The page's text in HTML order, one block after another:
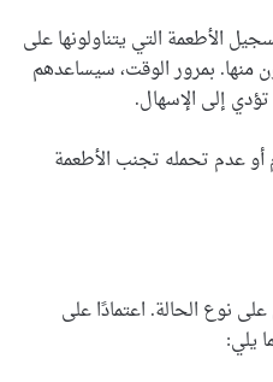
الأطعمة التي يتناولونها على
منها. بمرور الوقت، سيساعدهم
إلى الإسهال.
عدم تحمله تجنب الأطعمة
نوع الحالة. اعتمادًا على
يلي: